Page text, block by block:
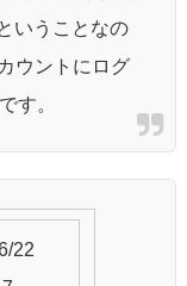
いうことなの
ウントにログ
す。
22